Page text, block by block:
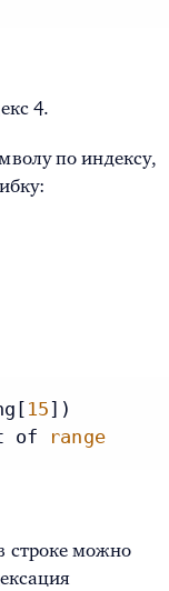
4.
по индексу,
15])
of
range
строке можно